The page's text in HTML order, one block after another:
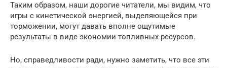
Таким образом, наши дорогие читатели, мы видим, что
игры с кинетической энергией, выделяющейся при
торможении, могут давать вполне ощутимые
результаты в виде экономии топливных ресурсов.
Но, справедливости ради, нужно заметить, что все эти